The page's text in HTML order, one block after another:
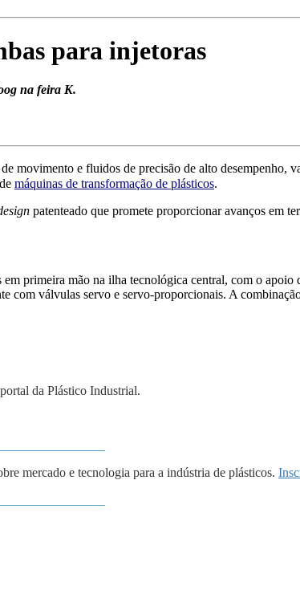
para injetoras
na feira K.
movimento e fluidos de precisão de alto desempenho,
máquinas de transformação de plásticos.
esign patenteado que promete proporcionar avanços em
primeira mão na ilha tecnológica central, com o apoio
com válvulas servo e servo-proporcionais. A
da Plástico Industrial.
mercado e tecnologia para a indústria de plásticos.